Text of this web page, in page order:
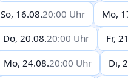
So, 16.08.20:00 Uhr Mo,
Do, 20.08.20:00 Uhr Fr,
Mo, 24.08.20:00 Uhr Di,